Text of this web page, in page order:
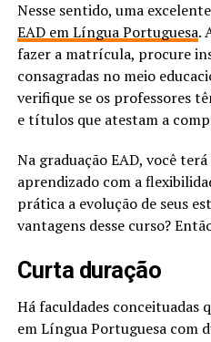
Nesse sentido, uma
EAD em Língua Portuguesa.
fazer a matrícula, procure
consagradas no meio
verifique se os professores
e títulos que atestam a
Na graduação EAD, você
aprendizado com a
prática a evolução de seus
vantagens desse curso?
Curta duração
Há faculdades conceituadas
em Língua Portuguesa com